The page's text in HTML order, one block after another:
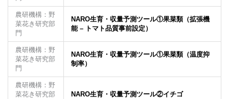
農研機構：野
菜花き研究部
門
NARO生育・収量予測ツール①果菜類（拡張機
能 – トマト品質事前設定）
農研機構：野
菜花き研究部
門
NARO生育・収量予測ツール①果菜類（温度抑
制率）
農研機構：野
菜花き研究部
NARO生育・収量予測ツール②イチゴ